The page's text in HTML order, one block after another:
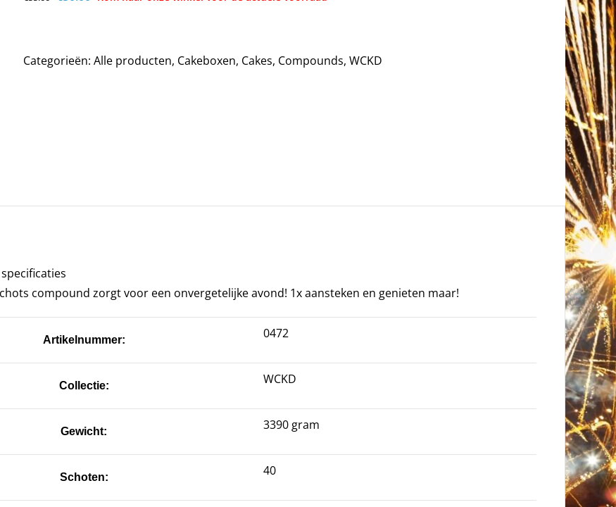
€55.00. €50.00.
Categorieën: Alle producten, Cakeboxen, Cakes, Compounds, WCKD
compound zorgt voor een onvergetelijke avond! 1x aansteken en genieten maar!
Artikelnummer: 0472
Collectie: WCKD
Gewicht: 3390 gram
Schoten: 40